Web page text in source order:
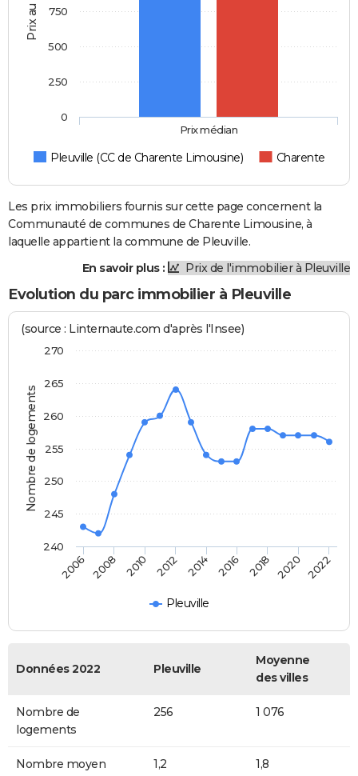
Pleuville (CC de Charente Limousine) Charente
Prix médian
0
250
500
750
Les prix immobiliers fournis sur cette page concernent la
Communauté de communes de Charente Limousine, à
laquelle appartient la commune de Pleuville.
En savoir plus :
Prix de l'immobilier à Pleuville
Evolution du parc immobilier à Pleuville
Nombre de logements
(source : Linternaute.com d'après l'Insee)
Pleuville
2006 2008 2010 2012 2014 2016 2018 2020 2022
240
245
250
255
260
265
270
Données 2022 Pleuville
Moyenne
des villes
Nombre de
logements
256 1 076
Nombre moyen
1,2 1,8